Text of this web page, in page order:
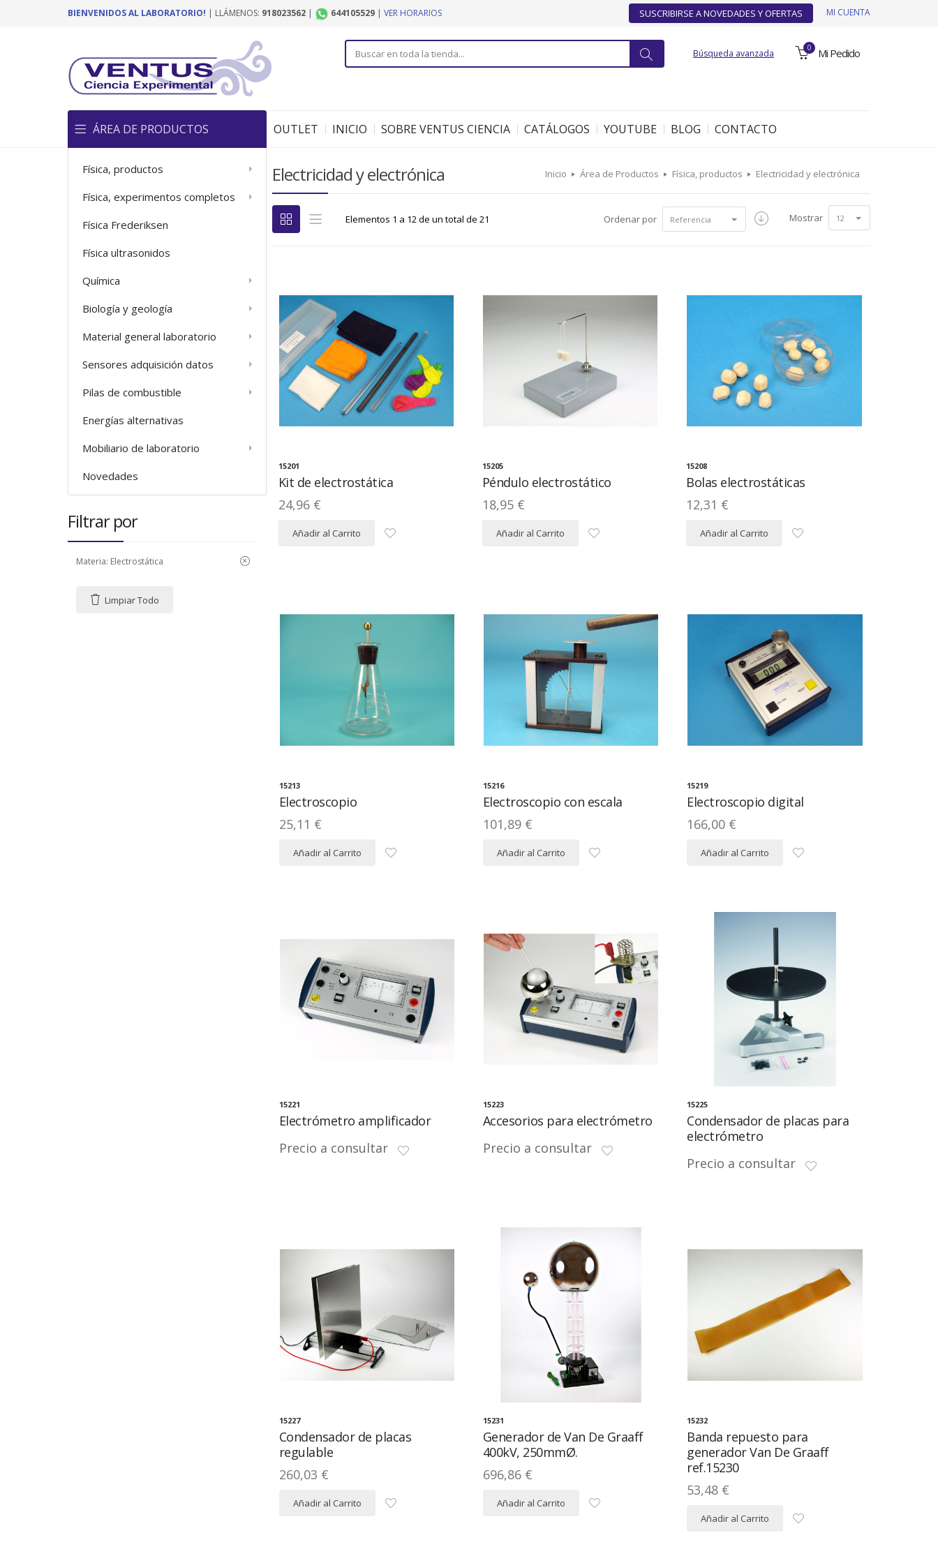
BIENVENIDOS AL LABORATORIO! | LLÁMENOS: 918023562 | 644105529 | VER HORARIOS SUSCRIBIRSE A NOVEDADES Y OFERTAS MI CUENTA
Búsqueda avanzada 0 Mi Pedido
ÁREA DE PRODUCTOS
Física, productos
Física, experimentos completos
Física Frederiksen
Física ultrasonidos
Química
Biología y geología
Material general laboratorio
Sensores adquisición datos
Pilas de combustible
Energías alternativas
Mobiliario de laboratorio
Novedades
OUTLET INICIO SOBRE VENTUS CIENCIA CATÁLOGOS YOUTUBE BLOG CONTACTO
Filtrar por
Materia: Electrostática
Limpiar Todo
Electricidad y electrónica Inicio Área de Productos Física, productos Electricidad y electrónica
Elementos 1 a 12 de un total de 21 Mostrar 12
Ordenar por Referencia
15201
Kit de electrostática
24,96 €
Añadir al Carrito
15205
Péndulo electrostático
18,95 €
Añadir al Carrito
15208
Bolas electrostáticas
12,31 €
Añadir al Carrito
15213
Electroscopio
25,11 €
Añadir al Carrito
15216
Electroscopio con escala
101,89 €
Añadir al Carrito
15219
Electroscopio digital
166,00 €
Añadir al Carrito
15221
Electrómetro amplificador
Precio a consultar
15223
Accesorios para electrómetro
Precio a consultar
15225
Condensador de placas para
electrómetro
Precio a consultar
15227
Condensador de placas
regulable
260,03 €
Añadir al Carrito
15231
Generador de Van De Graaff
400kV, 250mmØ.
696,86 €
Añadir al Carrito
15232
Banda repuesto para
generador Van De Graaff
ref.15230
53,48 €
Añadir al Carrito